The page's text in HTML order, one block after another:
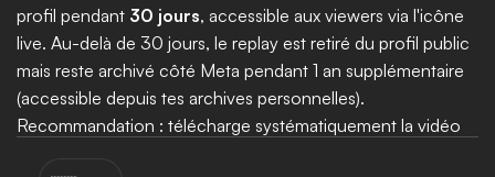
profil pendant 30 jours, accessible aux viewers via l'icône
live. Au-delà de 30 jours, le replay est retiré du profil public
mais reste archivé côté Meta pendant 1 an supplémentaire
(accessible depuis tes archives personnelles).
Recommandation : télécharge systématiquement la vidéo